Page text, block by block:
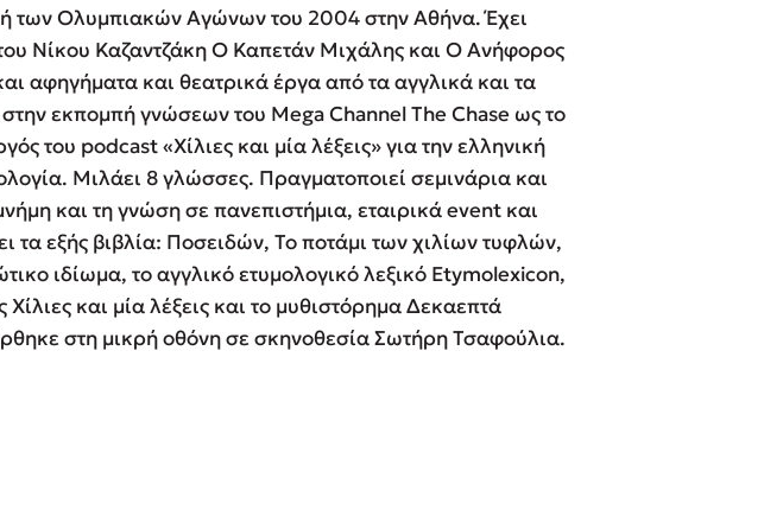
συνταγή για chicken BBQ pizza
τον Άκη Πετρετζίκη!
που μπορείς να διαβάσεις σε
μέρα!
με τα παιδιά: Η ανάγκη μας για
σε μετωπική σύγκρουση με τη
τους για εκτόνωση
κάτω, μπροστά, πίσω; Κάνε το
και ανακάλυψε την τάση σου!
γλώσσα,
ποτάμι.
Γνώριζες ότι...
Είναι το Γεράκι του The Chase.
των Ολυμπιακών Αγώνων του 2004 στην Αθήνα. Έχει
Νίκου Καζαντζάκη Ο Καπετάν Μιχάλης και Ο Ανήφορος
αφηγήματα και θεατρικά έργα από τα αγγλικά και τα
στην εκπομπή γνώσεων του Mega Channel The Chase ως το
του podcast «Χίλιες και μία λέξεις» για την ελληνική
Μιλάει 8 γλώσσες. Πραγματοποιεί σεμινάρια και
και τη γνώση σε πανεπιστήμια, εταιρικά event και
τα εξής βιβλία: Ποσειδών, Το ποτάμι των χιλίων τυφλών,
ιδίωμα, το αγγλικό ετυμολογικό λεξικό Etymolexicon,
Χίλιες και μία λέξεις και το μυθιστόρημα Δεκαεπτά
στη μικρή οθόνη σε σκηνοθεσία Σωτήρη Τσαφούλια.